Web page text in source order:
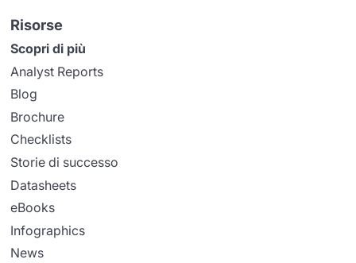
Risorse
Scopri di più
Analyst Reports
Blog
Brochure
Checklists
Storie di successo
Datasheets
eBooks
Infographics
News